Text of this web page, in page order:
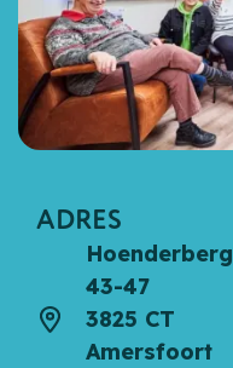
ADRES
Adres
Hoenderberg
43-47
3825 CT
Amersfoort